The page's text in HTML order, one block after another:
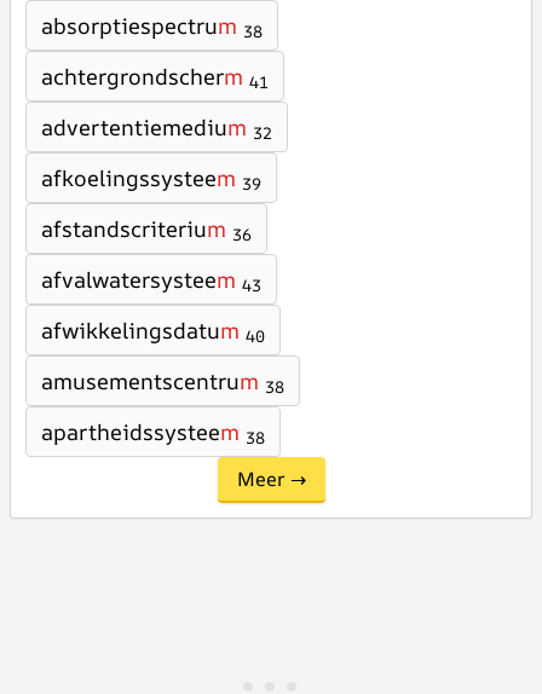
absorptiespectrum 38
achtergrondscherm 41
advertentiemedium 32
afkoelingssysteem 39
afstandscriterium 36
afvalwatersysteem 43
afwikkelingsdatum 40
amusementscentrum 38
apartheidssysteem 38
Meer →